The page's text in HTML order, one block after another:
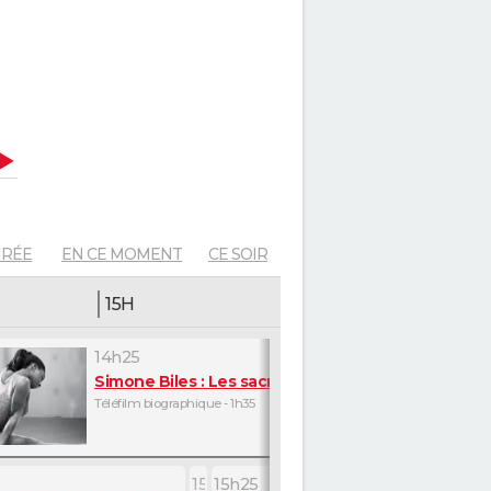
CE SOIR
EN CE MOMENT
15H
plus belle
14h25
Simone Biles : Les sacrifices d'une championne
Téléfilm biographique - 1h35
15h2015h25